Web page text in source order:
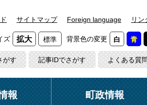
サイトマップ Foreign language リン
ズ 拡大 標準 背景色の変更 白 青
がす 記事IDでさがす よくある質問
報 町政情報